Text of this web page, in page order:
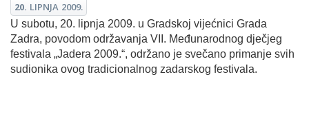
20. LIPNJA 2009.
U subotu, 20. lipnja 2009. u Gradskoj vijećnici Grada
Zadra, povodom održavanja VII. Međunarodnog dječjeg
festivala „Jadera 2009.“, održano je svečano primanje svih
sudionika ovog tradicionalnog zadarskog festivala.